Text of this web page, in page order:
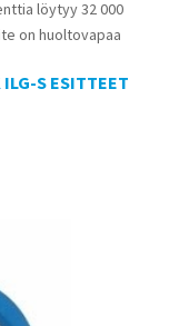
löytyy 32 000
on huoltovapaa
ILG-S ESITTEET